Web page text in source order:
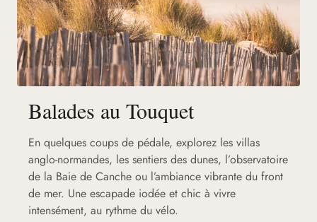
Balades au Touquet
En quelques coups de pédale, explorez les villas
anglo-normandes, les sentiers des dunes, l’observatoire
de la Baie de Canche ou l’ambiance vibrante du front
de mer. Une escapade iodée et chic à vivre
intensément, au rythme du vélo.